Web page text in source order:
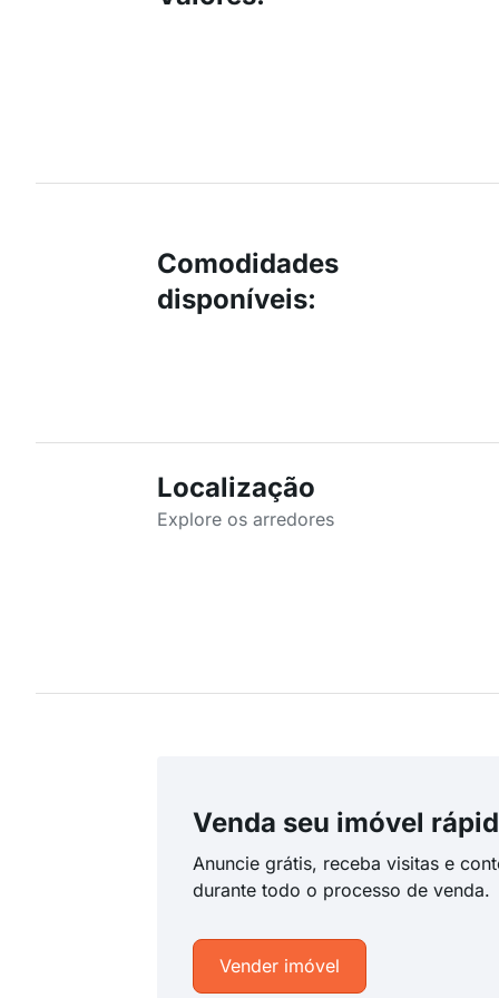
Comodidades
disponíveis:
Localização
Explore os arredores
Venda seu imóvel
Anuncie grátis, receba visitas e
durante todo o processo de venda.
Vender imóvel